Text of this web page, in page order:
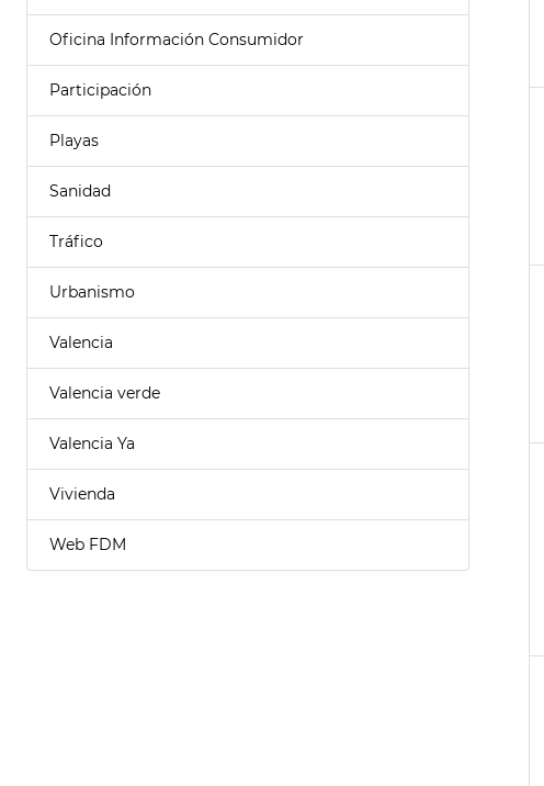
Oficina Información Consumidor
Participación
Playas
Sanidad
Tráfico
Urbanismo
Valencia
Valencia verde
Valencia Ya
Vivienda
Web FDM